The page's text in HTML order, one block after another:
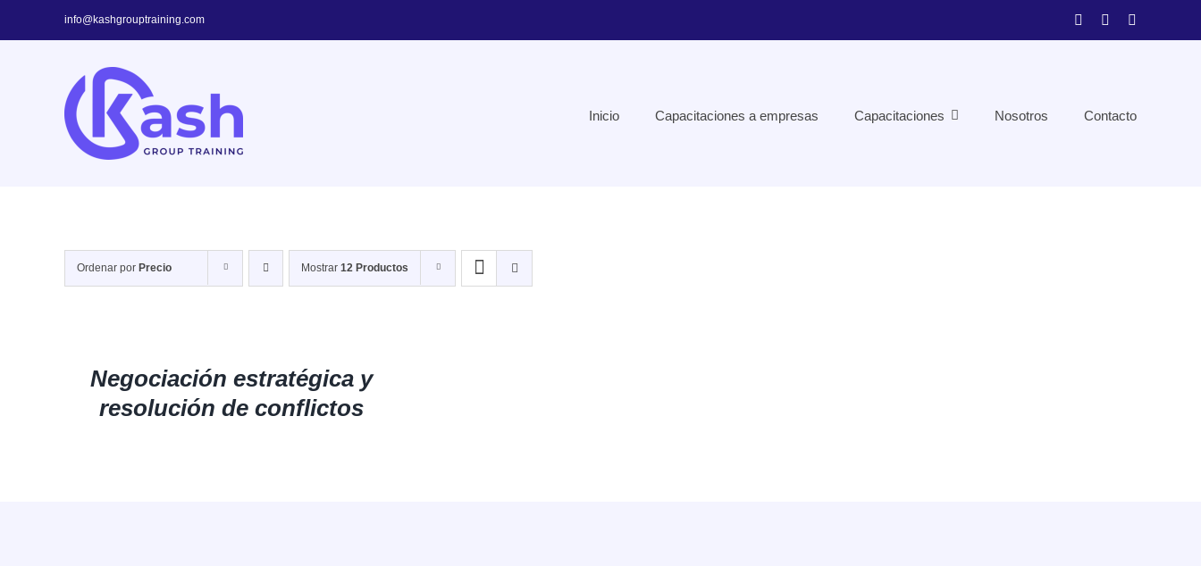
info@kashgrouptraining.com
Inicio Capacitaciones a empresas Capacitaciones Nosotros Contacto
Ordenar por Precio Mostrar 12 Productos
Negociación estratégica y
resolución de conflictos